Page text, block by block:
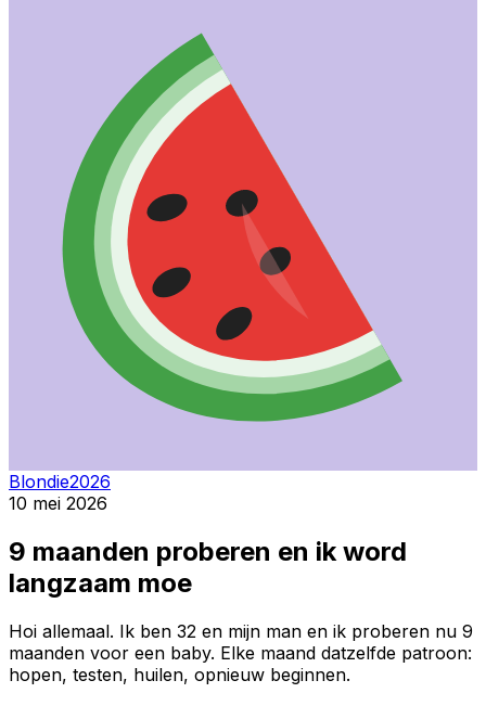
Blondie2026
10 mei 2026
9 maanden proberen en ik word
langzaam moe
Hoi allemaal. Ik ben 32 en mijn man en ik proberen nu 9
maanden voor een baby. Elke maand datzelfde patroon:
hopen, testen, huilen, opnieuw beginnen.